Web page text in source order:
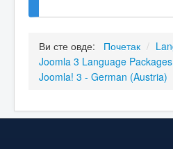
Ви сте овде: Почетак /
Joomla 3 Language Packages
Joomla! 3 - German (Austria)